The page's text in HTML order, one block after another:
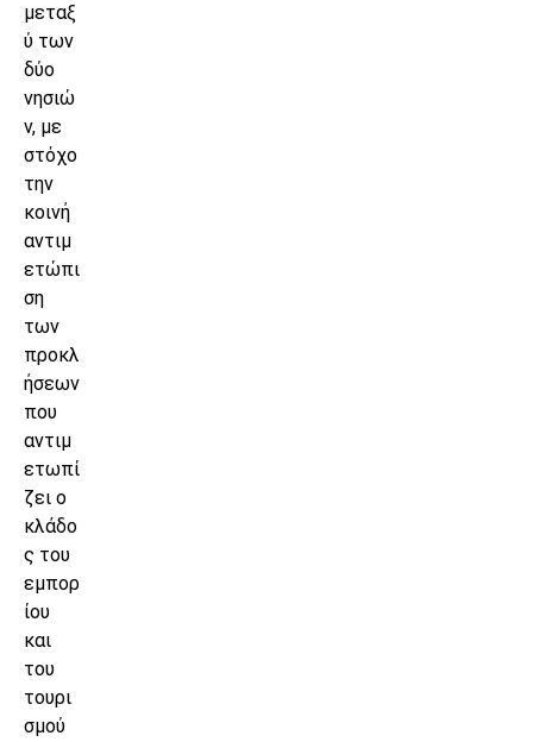
μεταξ
ύ των
δύο
νησιώ
ν, με
στόχο
την
κοινή
αντιμ
ετώπι
ση
των
προκλ
ήσεων
που
αντιμ
ετωπί
ζει ο
κλάδο
ς του
εμπορ
ίου
και
του
τουρι
σμού